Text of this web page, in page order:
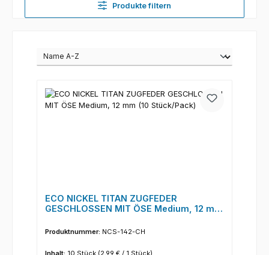
Produkte filtern
ECO NICKEL TITAN ZUGFEDER
GESCHLOSSEN MIT ÖSE Medium, 12 mm
Produktnummer: NCS-142-CH
Inhalt: 10 Stück (2,99 € / 1 Stück)